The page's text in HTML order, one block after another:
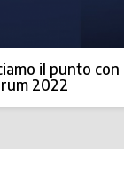
il punto con
2022